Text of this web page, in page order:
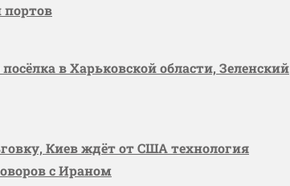
портов
в Харьковской области, Зеленский
Киев ждёт от США технология
с Ираном